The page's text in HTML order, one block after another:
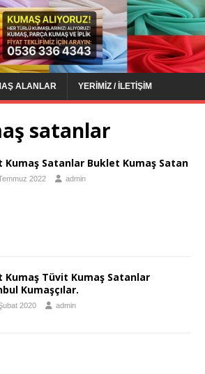
ALANLAR YERIMIZ / İLETIŞIM
satanlar
Kumaş Satanlar Buklet Kumaş Satan
2022 admin
Kumaş Tüvit Kumaş Satanlar
Kumaşçılar.
2020 admin